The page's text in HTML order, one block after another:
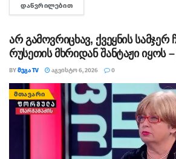
ამო­ას­ვე­ნა. დე­დის სამ­ძებ­რო-სა­მაშ­ვე­ლო
ᲓᲐᲬᲕᲠᲘᲚᲔᲑᲘᲗ
არ გამოვრიცხავ, ქვეყნის სამჯერ
რუსეთის მხრიდან შანტაჟი იყოს
BYᲛᲔᲒᲐ TV ᲐᲒᲕᲘᲡᲢᲝ 6, 2026 0
ᲛᲗᲐᲕᲐᲠᲘ